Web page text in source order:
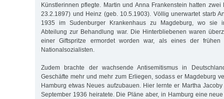
Künstlerinnen pflegte. Martin und Anna Frankenstein hatten zwei
23.2.1897) und Heinz (geb. 10.5.1903). Völlig unerwartet starb
1935 im Sudenburger Krankenhaus zu Magdeburg, wo sie
Abteilung zur Behandlung war. Die Hinterbliebenen waren
einer Giftspritze ermordet worden war, als eines der frühen
Nationalsozialisten.
Zudem brachte der wachsende Antisemitismus in
Geschäfte mehr und mehr zum Erliegen, sodass er Magdeburg
Hamburg etwas Neues aufzubauen. Hier lernte er Martha
September 1936 heiratete. Die Pläne aber, in Hamburg eine